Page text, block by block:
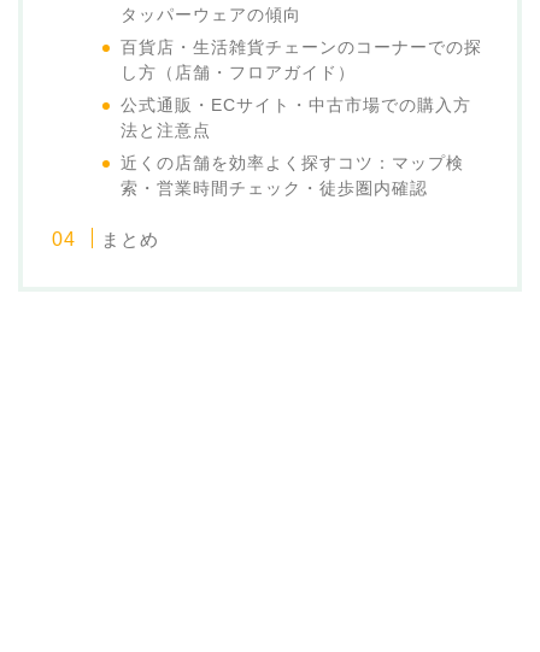
タッパーウェアの傾向
百貨店・生活雑貨チェーンのコーナーでの探
し方（店舗・フロアガイド）
公式通販・ECサイト・中古市場での購入方
法と注意点
近くの店舗を効率よく探すコツ：マップ検
索・営業時間チェック・徒歩圏内確認
まとめ